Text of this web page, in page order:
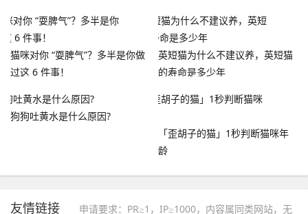
猫咪对你 “耍脾气”？多半是你做
过这 6 件事！
英短猫为什么不建议养，英短猫
的寿命是多少年
狗狗吐黄水是什么原因?
「歪胡子的猫」1秒判断猫咪年
龄
友情链接
申请要求：PR≥1，IP≥1000，内容属同类网站，无